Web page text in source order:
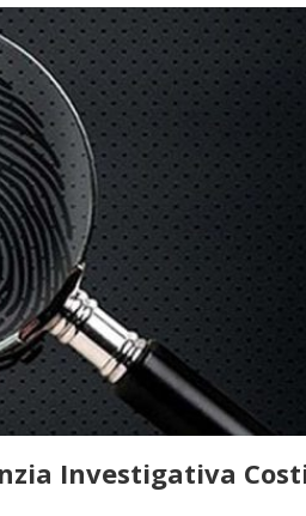
Investigativa